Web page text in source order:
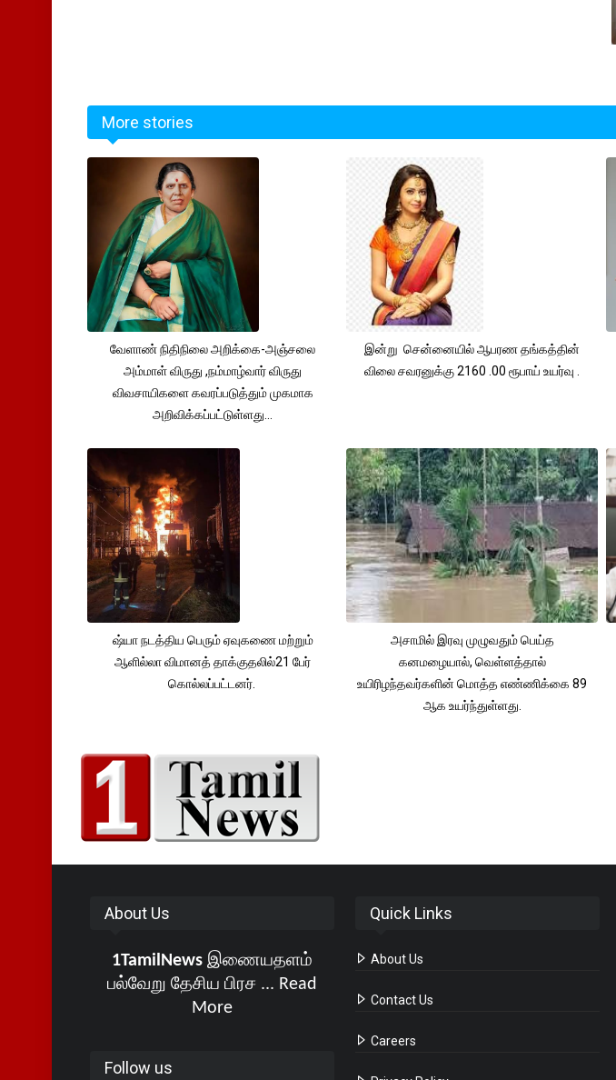
More stories
வேளாண் நிதிநிலை அறிக்கை-அஞ்சலை
அம்மாள் விருது ,நம்மாழ்வார் விருது
விவசாயிகளை கவரப்படுத்தும் முகமாக
அறிவிக்கப்பட்டுள்ளது...
இன்று சென்னையில் ஆபரண தங்கத்தின்
விலை சவரனுக்கு 2160 .00 ரூபாய் உயர்வு .
ஷ்யா நடத்திய பெரும் ஏவுகணை மற்றும்
ஆளில்லா விமானத் தாக்குதலில்21 பேர்
கொல்லப்பட்டனர்.
அசாமில் இரவு முழுவதும் பெய்த
கனமழையால், வெள்ளத்தால்
உயிரிழந்தவர்களின் மொத்த எண்ணிக்கை 89
ஆக உயர்ந்துள்ளது.
About Us
1TamilNewsஇணையதளம்
பல்வேறு தேசிய பிரச ... Read
More
Follow us
Quick Links
About Us
Contact Us
Careers